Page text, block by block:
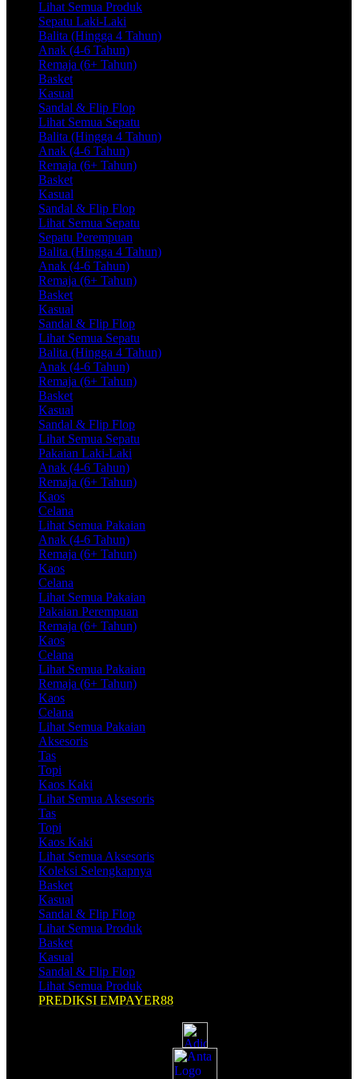
Lihat Semua Produk
Sepatu Laki-Laki
Balita (Hingga 4 Tahun)
Anak (4-6 Tahun)
Remaja (6+ Tahun)
Basket
Kasual
Sandal & Flip Flop
Lihat Semua Sepatu
Balita (Hingga 4 Tahun)
Anak (4-6 Tahun)
Remaja (6+ Tahun)
Basket
Kasual
Sandal & Flip Flop
Lihat Semua Sepatu
Sepatu Perempuan
Balita (Hingga 4 Tahun)
Anak (4-6 Tahun)
Remaja (6+ Tahun)
Basket
Kasual
Sandal & Flip Flop
Lihat Semua Sepatu
Balita (Hingga 4 Tahun)
Anak (4-6 Tahun)
Remaja (6+ Tahun)
Basket
Kasual
Sandal & Flip Flop
Lihat Semua Sepatu
Pakaian Laki-Laki
Anak (4-6 Tahun)
Remaja (6+ Tahun)
Kaos
Celana
Lihat Semua Pakaian
Anak (4-6 Tahun)
Remaja (6+ Tahun)
Kaos
Celana
Lihat Semua Pakaian
Pakaian Perempuan
Remaja (6+ Tahun)
Kaos
Celana
Lihat Semua Pakaian
Remaja (6+ Tahun)
Kaos
Celana
Lihat Semua Pakaian
Aksesoris
Tas
Topi
Kaos Kaki
Lihat Semua Aksesoris
Tas
Topi
Kaos Kaki
Lihat Semua Aksesoris
Koleksi Selengkapnya
Basket
Kasual
Sandal & Flip Flop
Lihat Semua Produk
Basket
Kasual
Sandal & Flip Flop
Lihat Semua Produk
PREDIKSI EMPAYER88